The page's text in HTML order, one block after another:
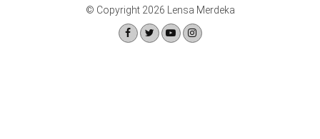
© Copyright 2026 Lensa Merdeka